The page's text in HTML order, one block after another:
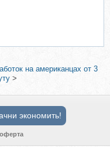
на американцах от 3
>
экономить!